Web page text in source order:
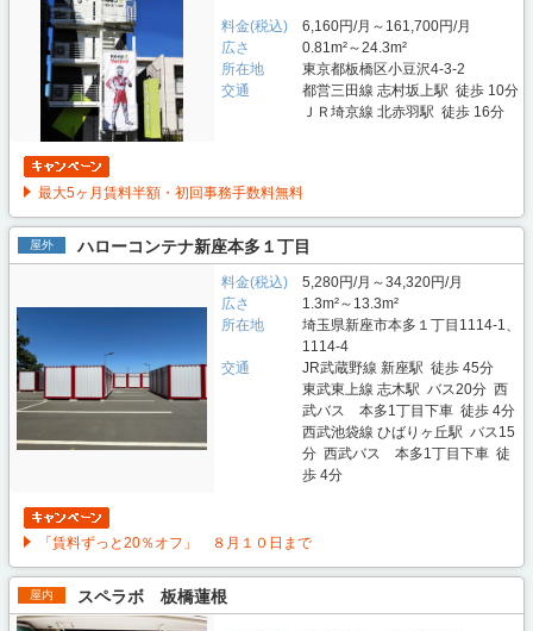
料金(税込)
6,160円/月～161,700円/月
広さ
0.81m²～24.3m²
所在地
東京都板橋区小豆沢4-3-2
交通
都営三田線 志村坂上駅 徒歩 10分
ＪＲ埼京線 北赤羽駅 徒歩 16分
最大5ヶ月賃料半額・初回事務手数料無料
屋外 ハローコンテナ新座本多１丁目
料金(税込)
5,280円/月～34,320円/月
広さ
1.3m²～13.3m²
所在地
埼玉県新座市本多１丁目1114-1、
1114-4
交通
JR武蔵野線 新座駅 徒歩 45分
東武東上線 志木駅 バス20分 西
武バス 本多1丁目下車 徒歩 4分
西武池袋線 ひばりヶ丘駅 バス15
分 西武バス 本多1丁目下車 徒
歩 4分
「賃料ずっと20％オフ」 ８月１０日まで
屋内 スペラボ 板橋蓮根